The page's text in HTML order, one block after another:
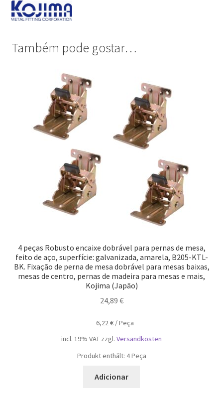
Também pode gostar…
4 peças Robusto encaixe dobrável para pernas de mesa,
feito de aço, superfície: galvanizada, amarela, B205-KTL-
BK. Fixação de perna de mesa dobrável para mesas baixas,
mesas de centro, pernas de madeira para mesas e mais,
Kojima (Japão)
24,89 €
6,22€ /Peça
incl. 19% VAT zzgl. Versandkosten
Produkt enthält: 4Peça
Adicionar